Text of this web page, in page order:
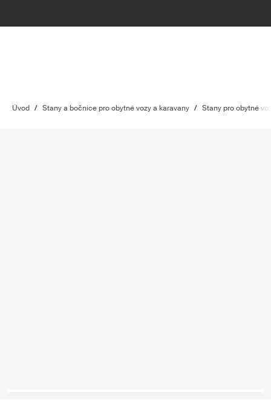
Úvod / Stany a bočnice pro obytné vozy a karavany / Stany pro obytné